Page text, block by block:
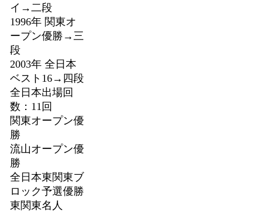
イ→二段
1996年 関東オ
ープン優勝→三
段
2003年 全日本
ベスト16→四段
全日本出場回
数：11回
関東オープン優
勝
流山オープン優
勝
全日本東関東ブ
ロック予選優勝
東関東名人